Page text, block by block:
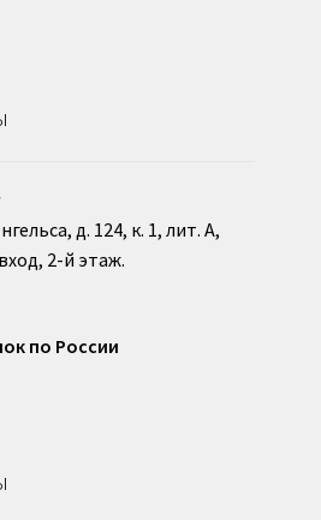
д. 124, к. 1, лит. А,
2-й этаж.
по России